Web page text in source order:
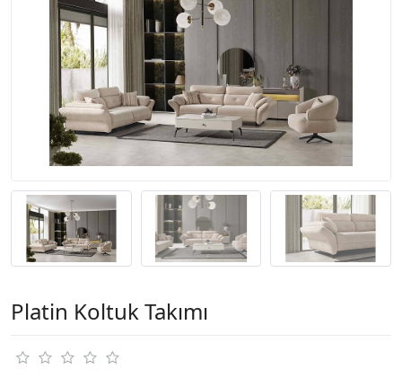
Platin Koltuk Takımı